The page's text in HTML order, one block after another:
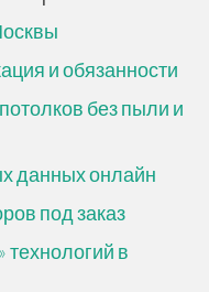
и обязанности
без пыли и
данных онлайн
под заказ
в